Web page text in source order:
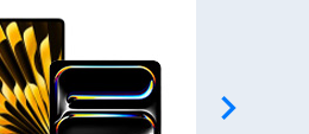
navigate_next